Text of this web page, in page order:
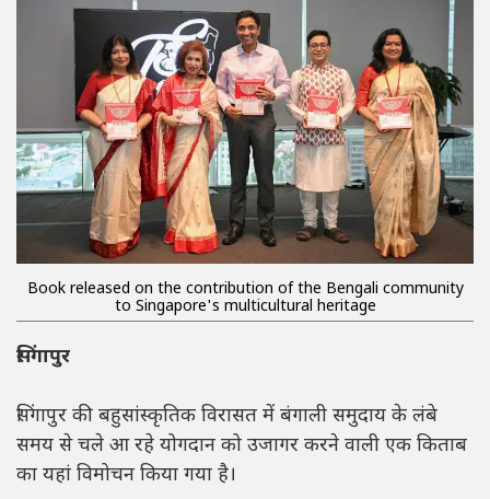
Book released on the contribution of the Bengali community
to Singapore's multicultural heritage
सिंगापुर
सिंगापुर की बहुसांस्कृतिक विरासत में बंगाली समुदाय के लंबे
समय से चले आ रहे योगदान को उजागर करने वाली एक किताब
का यहां विमोचन किया गया है।